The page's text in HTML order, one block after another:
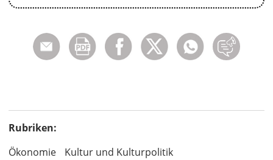
Rubriken:
Ökonomie
Kultur und Kulturpolitik